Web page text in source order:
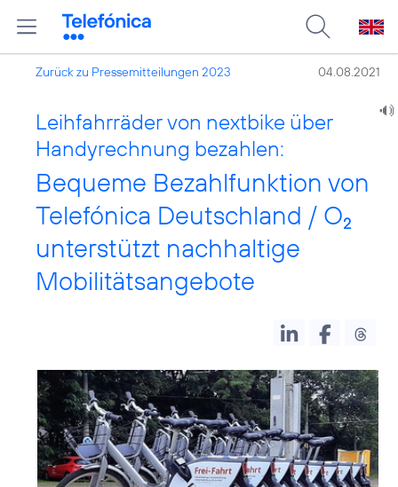
Zurück zu Pressemitteilungen 2023 04.08.2021
Leihfahrräder von nextbike über
Handyrechnung bezahlen:
Bequeme Bezahlfunktion von
Telefónica Deutschland / O2
unterstützt nachhaltige
Mobilitätsangebote